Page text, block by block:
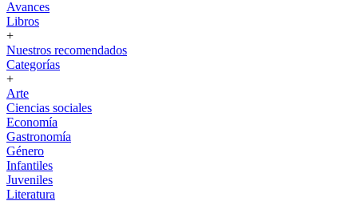
Avances
Libros
+
Nuestros recomendados
Categorías
+
Arte
Ciencias sociales
Economía
Gastronomía
Género
Infantiles
Juveniles
Literatura